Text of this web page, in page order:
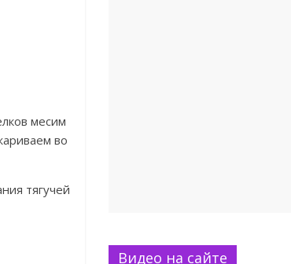
месим
во
тягучей
Видео на сайте